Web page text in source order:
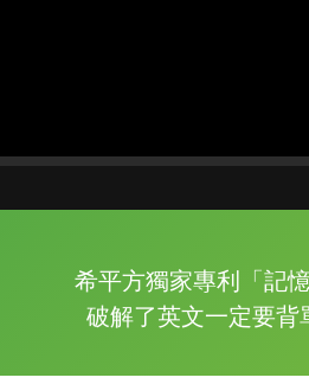
希平方獨家專利「記
破解了英文一定要背
的